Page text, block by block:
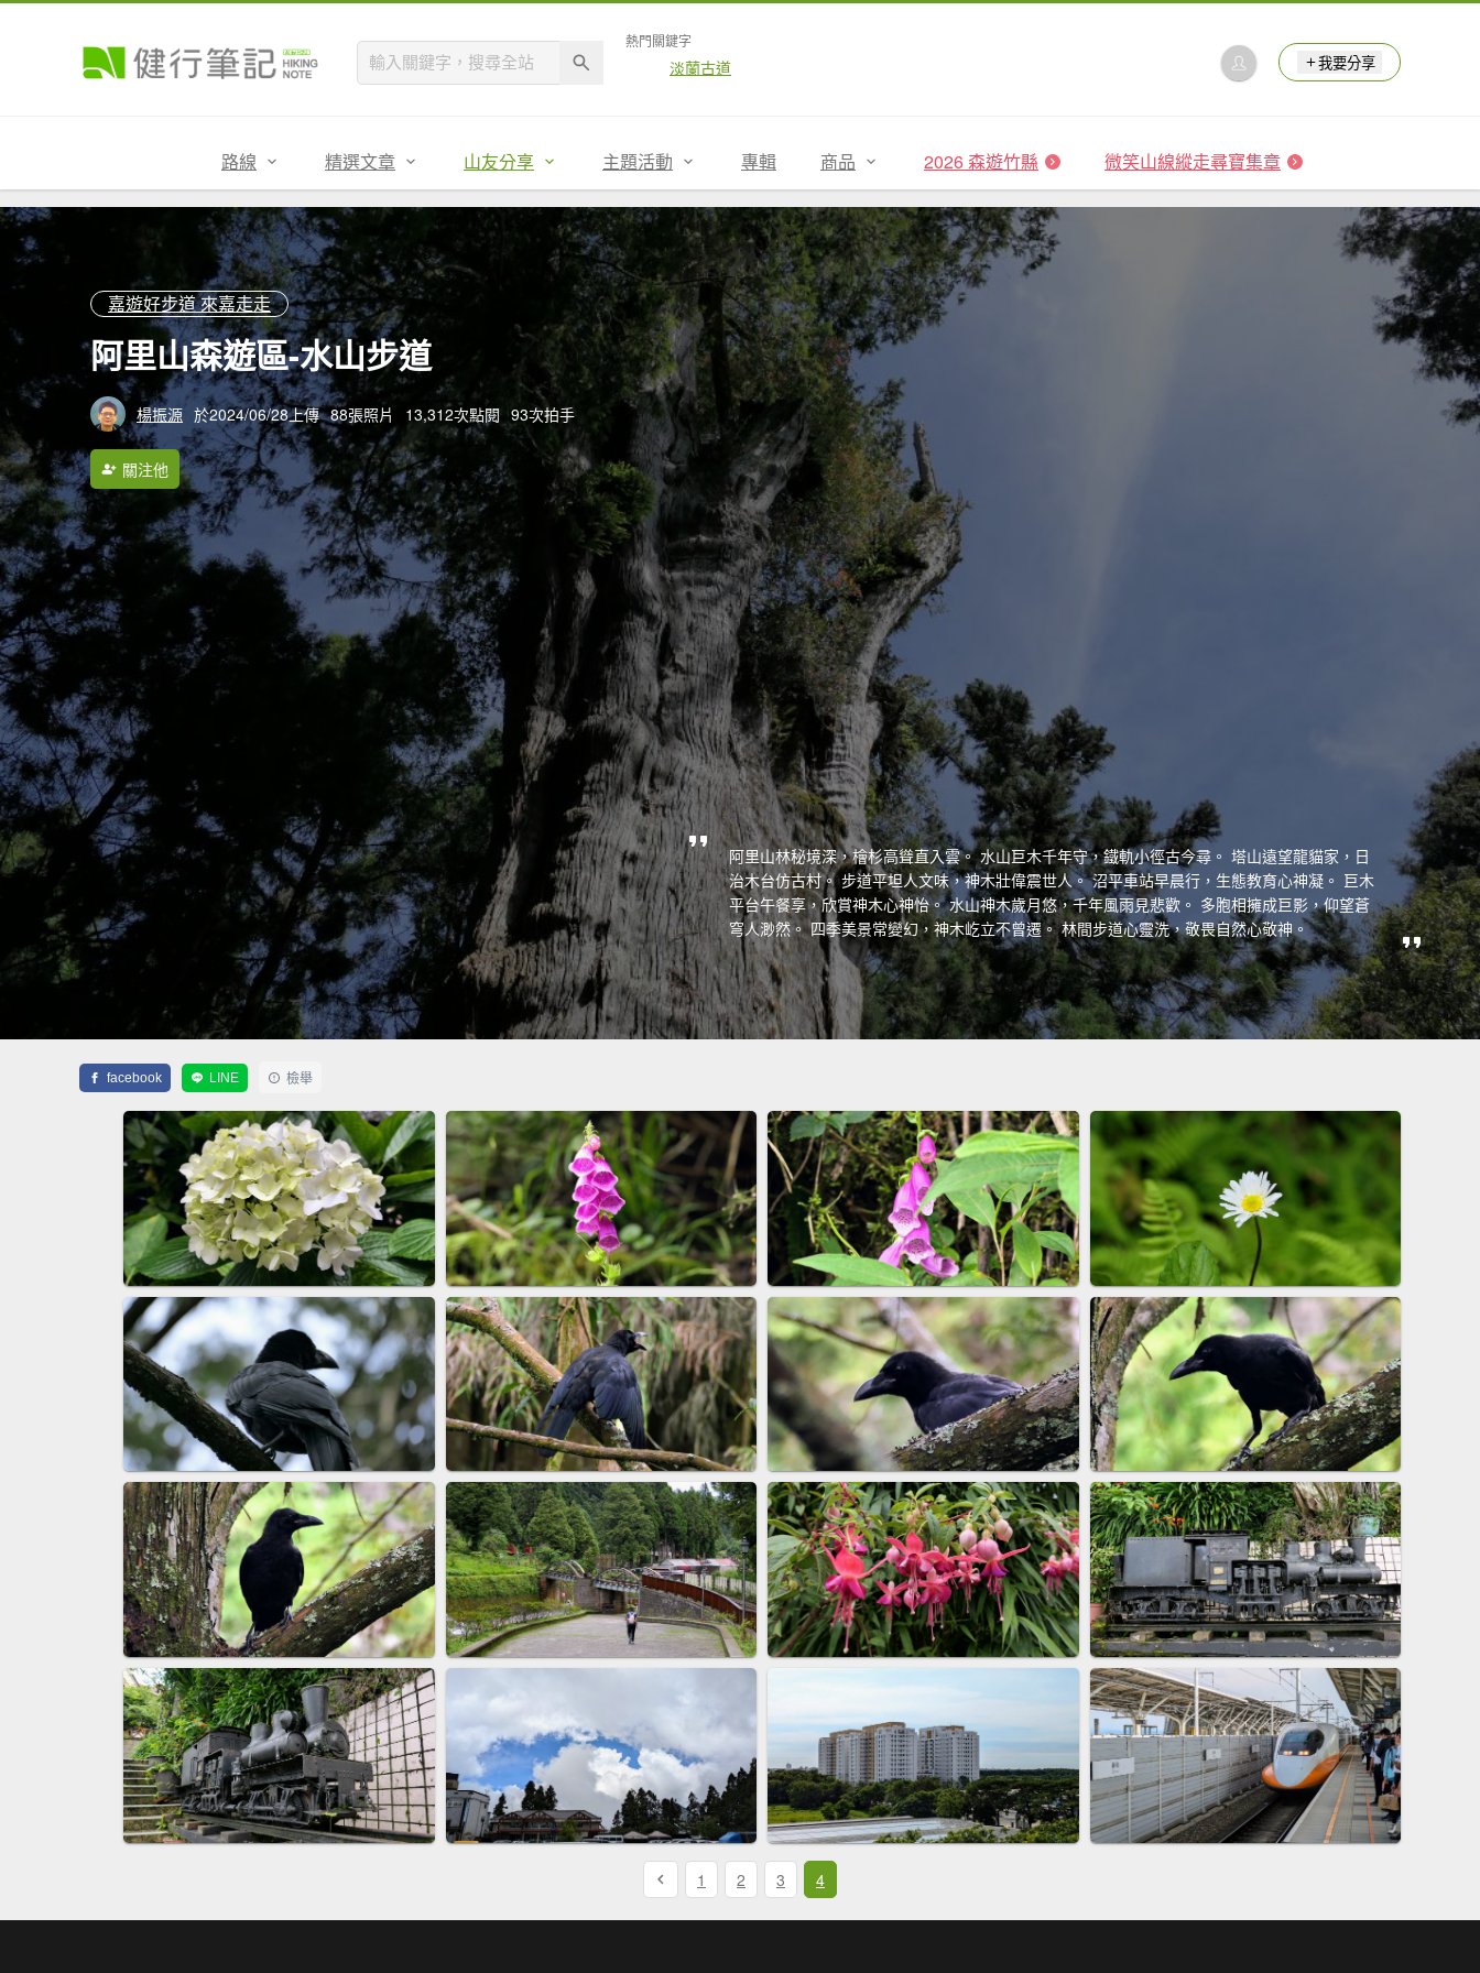
熱門關鍵字
淡蘭古道 我要分享
路線 精選文章 山友分享 主題活動 專輯 商品 2026 森遊竹縣 微笑山線縱走尋寶集章
嘉遊好步道 來嘉走走
阿里山森遊區-水山步道
楊振源 於2024/06/28上傳 88張照片 13,312次點閱 93次拍手
關注他
阿里山林秘境深，檜杉高聳直入雲。 水山巨木千年守，鐵軌小徑古今尋。 塔山遠望龍貓家，日
治木台仿古村。 步道平坦人文味，神木壯偉震世人。 沼平車站早晨行，生態教育心神凝。 巨木
平台午餐享，欣賞神木心神怡。 水山神木歲月悠，千年風雨見悲歡。 多胞相擁成巨影，仰望蒼
穹人渺然。 四季美景常變幻，神木屹立不曾遷。 林間步道心靈洗，敬畏自然心敬神。
facebook LINE 檢舉
1 2 3 4